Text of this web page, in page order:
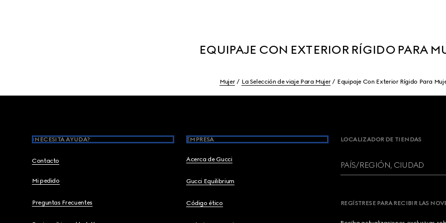
EQUIPAJE CON EXTERIOR RÍGIDO PARA
Mujer La Selección de viaje Para Mujer Equipaje Con Exterior Rígido Para
¿NECESITA AYUDA?
Contacto
Mi pedido
Preguntas Frecuentes
EMPRESA
Acerca de Gucci
Gucci Equilibrium
Código ético
LOCALIZADOR DE TIENDAS
PAÍS/REGIÓN, CIUDAD
REGÍSTRESE PARA RECIBIR LAS